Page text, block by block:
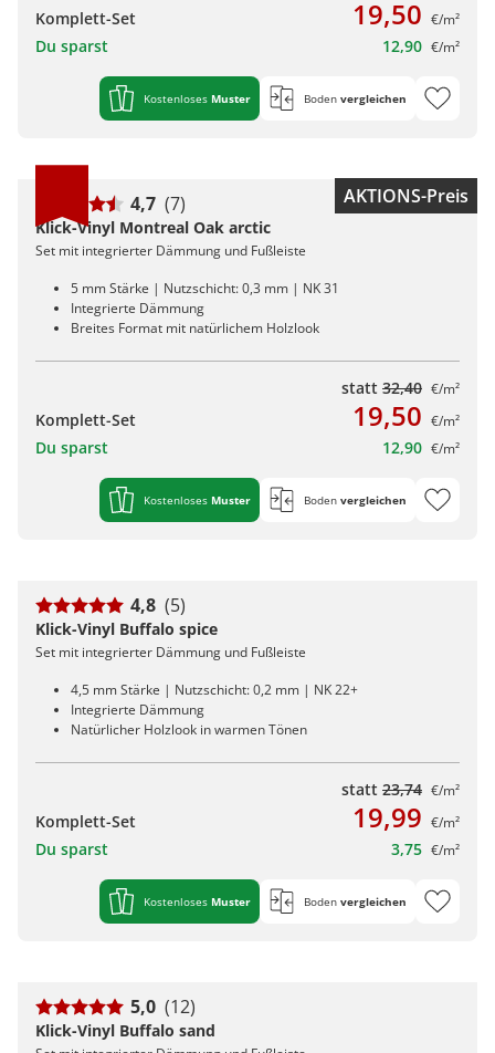
Komplett-Set 19,50 €/m²
Du sparst 12,90 €/m²
Kostenloses Muster Boden vergleichen
AKTIONS-Preis
4,7 (7)
Klick-Vinyl Montreal Oak arctic
Set mit integrierter Dämmung und Fußleiste
5 mm Stärke | Nutzschicht: 0,3 mm | NK 31
Integrierte Dämmung
Breites Format mit natürlichem Holzlook
statt 32,40 €/m²
Komplett-Set 19,50 €/m²
Du sparst 12,90 €/m²
Kostenloses Muster Boden vergleichen
4,8 (5)
Klick-Vinyl Buffalo spice
Set mit integrierter Dämmung und Fußleiste
4,5 mm Stärke | Nutzschicht: 0,2 mm | NK 22+
Integrierte Dämmung
Natürlicher Holzlook in warmen Tönen
statt 23,74 €/m²
Komplett-Set 19,99 €/m²
Du sparst 3,75 €/m²
Kostenloses Muster Boden vergleichen
5,0 (12)
Klick-Vinyl Buffalo sand